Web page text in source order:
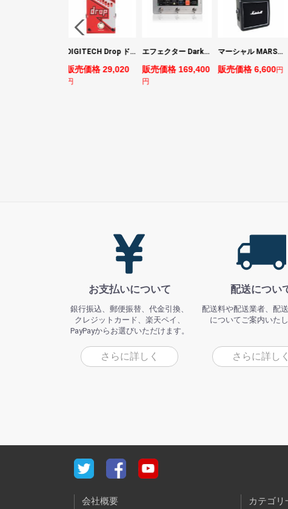
DIGITECH Drop ドロップ・リチューニング・エフェクト
販売価格 29,020
円
エフェクター Darkglass Electronics Anagram ベースエフェクター プリアンプ ダークグラス アナグラム
販売価格 169,400
円
マーシャル MARSHALL MS2 Mighty Mini 小型ギターアンプ
販売価格 6,600円
お支払いについて
銀行振込、郵便振替、代金引換、
クレジットカード、楽天ペイ、
PayPayからお選びいただけます。
さらに詳しく
配送につい
配送料や配送業者、配
についてご案内いたし
さらに詳しく
会社概要 カテゴリ